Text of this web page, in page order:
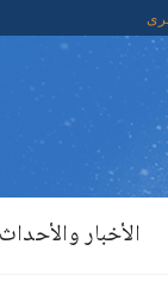
الأخبار والأحداث